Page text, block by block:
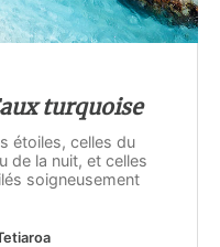
turquoise
étoiles, celles du
de la nuit, et celles
soigneusement